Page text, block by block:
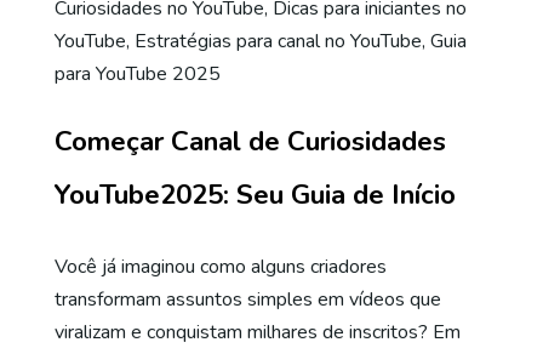
Curiosidades no YouTube, Dicas para iniciantes no
YouTube, Estratégias para canal no YouTube, Guia
para YouTube 2025
Começar Canal de Curiosidades
YouTube2025: Seu Guia de Início
Você já imaginou como alguns criadores
transformam assuntos simples em vídeos que
viralizam e conquistam milhares de inscritos? Em